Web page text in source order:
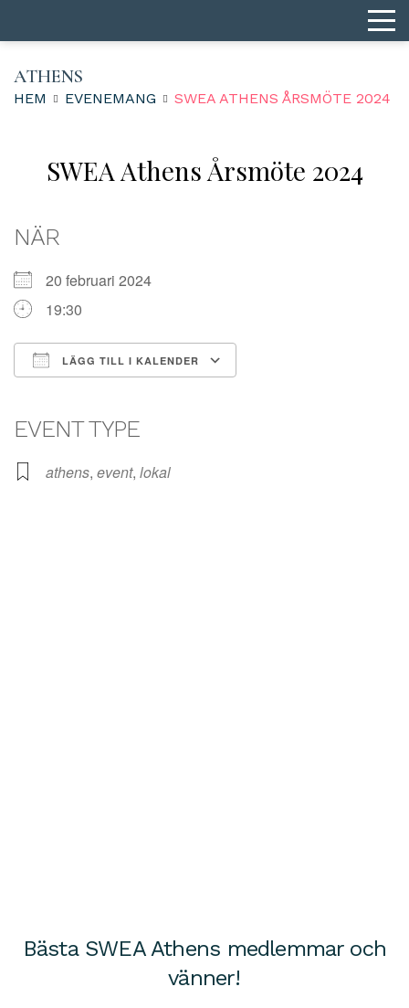
ATHENS
HEM EVENEMANG SWEA ATHENS ÅRSMÖTE 2024
SWEA Athens Årsmöte 2024
NÄR
20 februari 2024
19:30
LÄGG TILL I KALENDER
EVENT TYPE
athens, event, lokal
Bästa SWEA Athens medlemmar och
vänner!